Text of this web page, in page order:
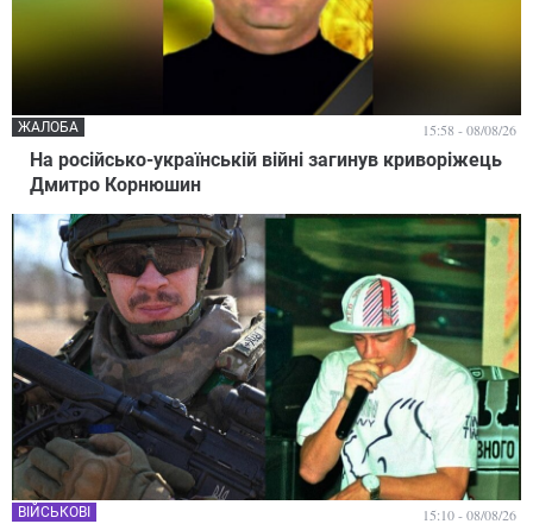
На російсько-українській війні загинув криворіжець
Дмитро Корнюшин
ЖАЛОБА 15:58 - 08/08/26
ВІЙСЬКОВІ 15:10 - 08/08/26